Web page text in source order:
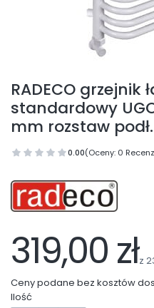
RADECO grzejnik
standardowy
mm rozstaw
0.00(Oceny: 0
319,00 złz
Ceny podane bez kosztów
Ilość